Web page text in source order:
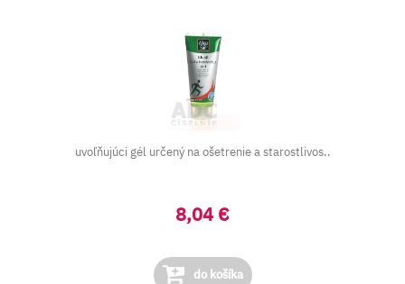
uvoľňujúci gél určený na ošetrenie a starostlivos..
8,04 €
do košíka